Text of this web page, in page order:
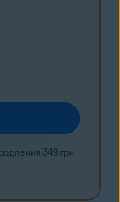
349 грн